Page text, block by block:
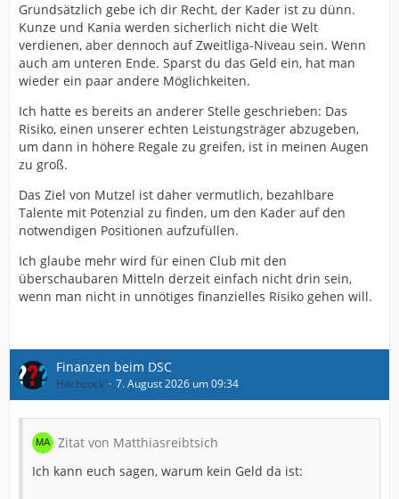
Grundsätzlich gebe ich dir Recht, der Kader ist zu dünn.
Kunze und Kania werden sicherlich nicht die Welt
verdienen, aber dennoch auf Zweitliga-Niveau sein. Wenn
auch am unteren Ende. Sparst du das Geld ein, hat man
wieder ein paar andere Möglichkeiten.
Ich hatte es bereits an anderer Stelle geschrieben: Das
Risiko, einen unserer echten Leistungsträger abzugeben,
um dann in höhere Regale zu greifen, ist in meinen Augen
zu groß.
Das Ziel von Mutzel ist daher vermutlich, bezahlbare
Talente mit Potenzial zu finden, um den Kader auf den
notwendigen Positionen aufzufüllen.
Ich glaube mehr wird für einen Club mit den
überschaubaren Mitteln derzeit einfach nicht drin sein,
wenn man nicht in unnötiges finanzielles Risiko gehen will.
Finanzen beim DSC
Hitchcock 7. August 2026 um 09:34
Zitat von Matthiasreibtsich
Ich kann euch sagen, warum kein Geld da ist: